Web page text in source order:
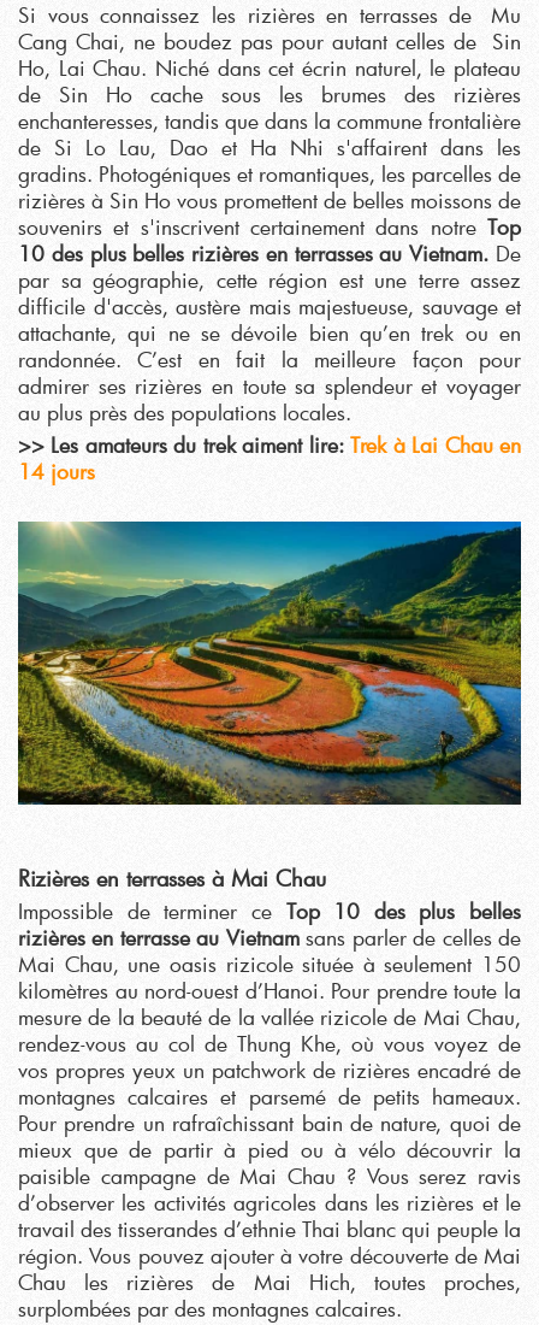
Si vous connaissez les rizières en terrasses de Mu
Cang Chai, ne boudez pas pour autant celles de Sin
Ho, Lai Chau. Niché dans cet écrin naturel, le plateau
de Sin Ho cache sous les brumes des rizières
enchanteresses, tandis que dans la commune frontalière
de Si Lo Lau, Dao et Ha Nhi s'affairent dans les
gradins. Photogéniques et romantiques, les parcelles de
rizières à Sin Ho vous promettent de belles moissons de
souvenirs et s'inscrivent certainement dans notre Top
10 des plus belles rizières en terrasses au Vietnam. De
par sa géographie, cette région est une terre assez
difficile d'accès, austère mais majestueuse, sauvage et
attachante, qui ne se dévoile bien qu’en trek ou en
randonnée. C’est en fait la meilleure façon pour
admirer ses rizières en toute sa splendeur et voyager
au plus près des populations locales.
>> Les amateurs du trek aiment lire:Trek à Lai Chau en
14 jours
Rizières en terrasses à Mai Chau
Impossible de terminer ce Top 10 des plus belles
rizières en terrasse au Vietnamsans parler de celles de
Mai Chau, une oasis rizicole située à seulement 150
kilomètres au nord-ouest d’Hanoi. Pour prendre toute la
mesure de la beauté de la vallée rizicole de Mai Chau,
rendez-vous au col de Thung Khe, où vous voyez de
vos propres yeux un patchwork de rizières encadré de
montagnes calcaires et parsemé de petits hameaux.
Pour prendre un rafraîchissant bain de nature, quoi de
mieux que de partir à pied ou à vélo découvrir la
paisible campagne de Mai Chau ? Vous serez ravis
d’observer les activités agricoles dans les rizières et le
travail des tisserandes d’ethnie Thai blanc qui peuple la
région. Vous pouvez ajouter à votre découverte de Mai
Chau les rizières de Mai Hich, toutes proches,
surplombées par des montagnes calcaires.